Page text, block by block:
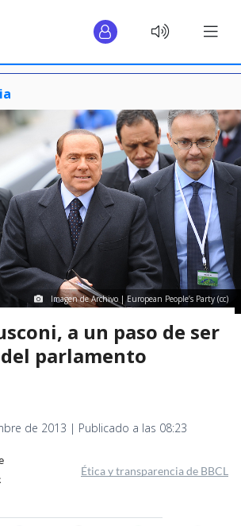
Imagen de Archivo | European People’s Party (cc)
a un paso de ser
parlamento
de 2013 | Publicado a las 08:23
Ética y transparencia de BBCL